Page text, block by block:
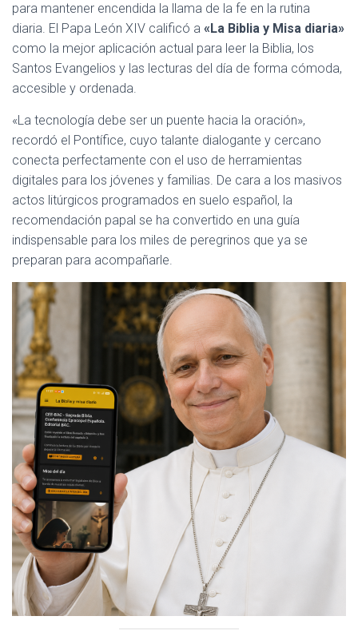
para mantener encendida la llama de la fe en la rutina
diaria. El Papa León XIV calificó a «La Biblia y Misa diaria»
como la mejor aplicación actual para leer la Biblia, los
Santos Evangelios y las lecturas del día de forma cómoda,
accesible y ordenada.
«La tecnología debe ser un puente hacia la oración»,
recordó el Pontífice, cuyo talante dialogante y cercano
conecta perfectamente con el uso de herramientas
digitales para los jóvenes y familias. De cara a los masivos
actos litúrgicos programados en suelo español, la
recomendación papal se ha convertido en una guía
indispensable para los miles de peregrinos que ya se
preparan para acompañarle.